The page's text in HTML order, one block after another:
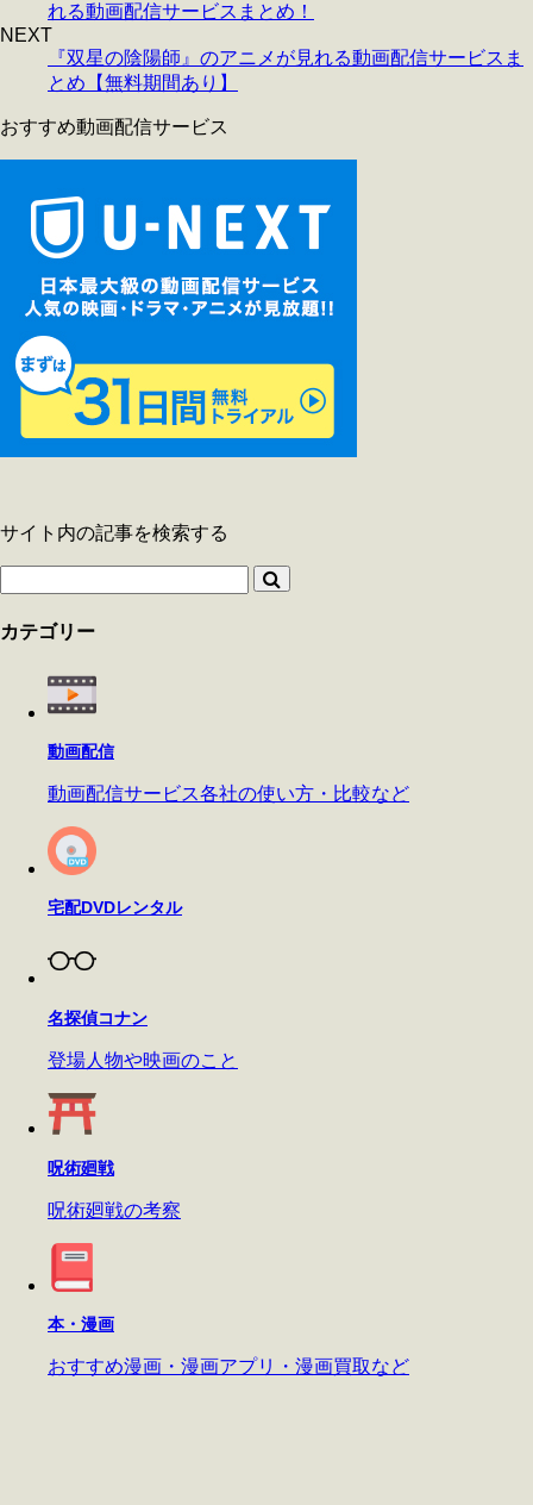
れる動画配信サービスまとめ！
NEXT
『双星の陰陽師』のアニメが見れる動画配信サービスま
とめ【無料期間あり】
おすすめ動画配信サービス
サイト内の記事を検索する
カテゴリー
動画配信
動画配信サービス各社の使い方・比較など
宅配DVDレンタル
名探偵コナン
登場人物や映画のこと
呪術廻戦
呪術廻戦の考察
本・漫画
おすすめ漫画・漫画アプリ・漫画買取など